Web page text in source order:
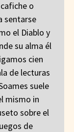
o
sentarse
el Diablo y
su alma él
cien
de lecturas
suele
mismo in
sobre el
de